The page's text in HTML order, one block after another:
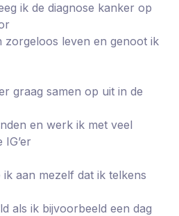
ik de diagnose kanker op
zorgeloos leven en genoot ik
graag samen op uit in de
en werk ik met veel
aan mezelf dat ik telkens
als ik bijvoorbeeld een dag